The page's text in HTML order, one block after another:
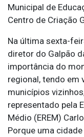
Municipal de
Centro de Criação
Na última sexta-
diretor do Galpão
importância do
regional, tendo em
municípios
representado pela
Médio (EREM)
Porque uma